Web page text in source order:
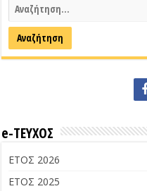
e-ΤΕΥΧΟΣ
ΕΤΟΣ 2026
ΕΤΟΣ 2025